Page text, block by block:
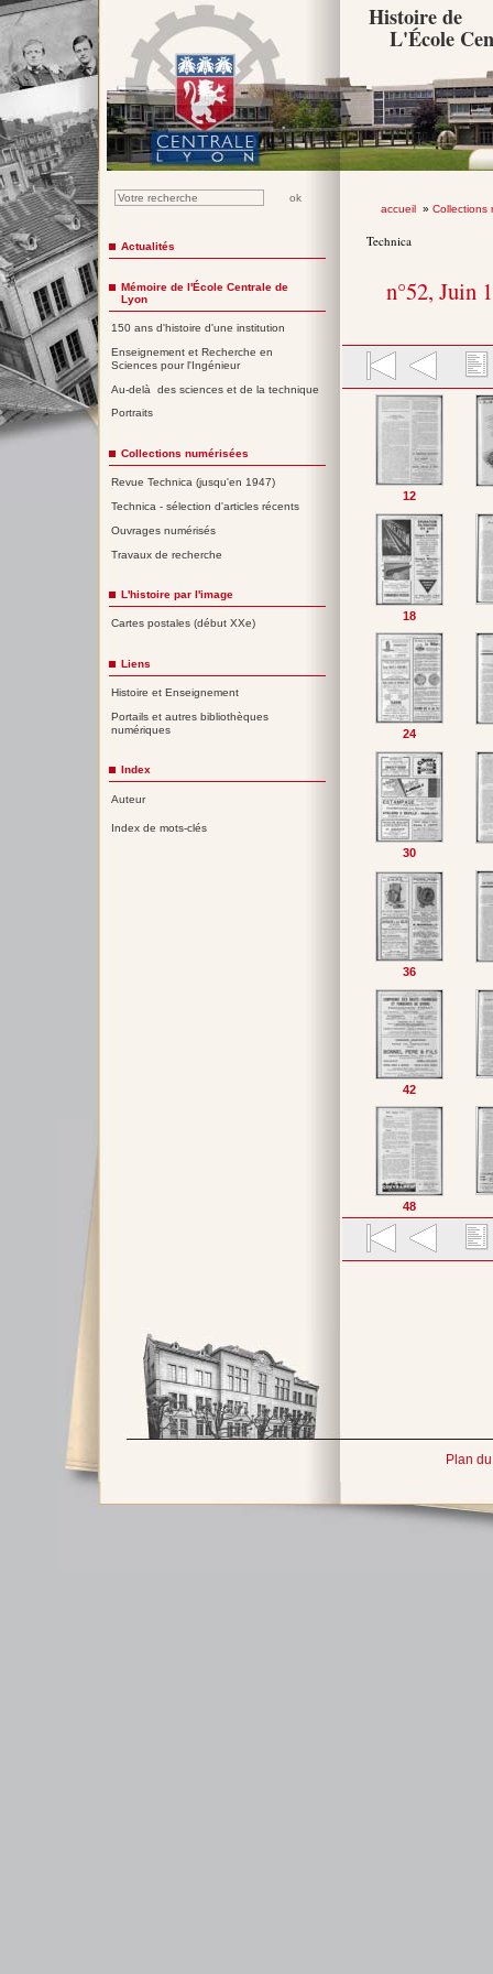
Histoire de
L'École
accueil» Collections
Technica
n°52, Juin
12
18
24
30
36
42
48
Actualités
Mémoire de l'École Centrale de
Lyon
150 ans d'histoire d'une institution
Enseignement et Recherche en
Sciences pour l'Ingénieur
Au-delà des sciences et de la technique
Portraits
Collections numérisées
Revue Technica (jusqu'en 1947)
Technica - sélection d'articles récents
Ouvrages numérisés
Travaux de recherche
L'histoire par l'image
Cartes postales (début XXe)
Liens
Histoire et Enseignement
Portails et autres bibliothèques
numériques
Index
Auteur
Index de mots-clés
Plan